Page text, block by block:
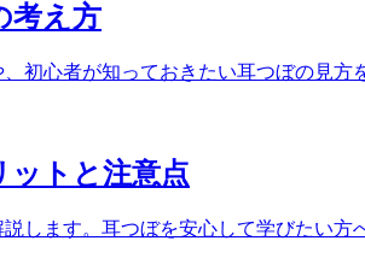
考え方
初心者が知っておきたい耳つぼの見方
ットと注意点
ます。耳つぼを安心して学びたい方